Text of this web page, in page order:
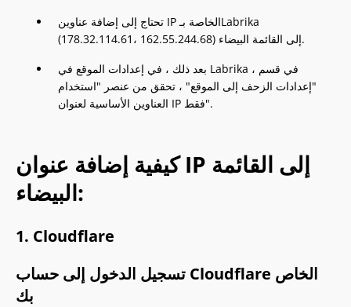
تحتاج إلى إضافة عناوين IP الخاصة بـLabrika
(178.32.114.61، 162.55.244.68) إلى القائمة البيضاء.
بعد ذلك ، في إعدادات الموقع في Labrika ، في قسم
"إعدادات الزحف إلى الموقع" ، تحقق من عنصر "استخدام
العناوين الأساسية لعنوان IP فقط".
كيفية إضافة عنوان IP إلى القائمة
البيضاء:
1. Cloudflare
تسجيل الدخول إلى حساب Cloudflare الخاص
بك